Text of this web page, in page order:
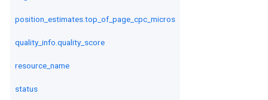
position_estimates.top_of_page_cpc_micros
quality_info.quality_score
resource_name
status